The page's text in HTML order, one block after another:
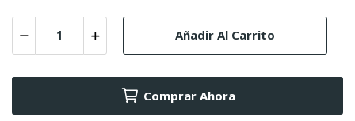
Añadir Al Carrito
Comprar Ahora